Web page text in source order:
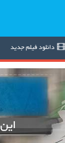
دانلود فیلم جدید